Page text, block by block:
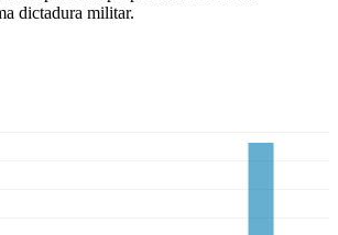
dictadura militar.